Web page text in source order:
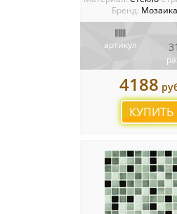
Бренд:
артикул
4188
КУПИТЬ